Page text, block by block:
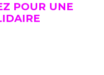
POUR UNE